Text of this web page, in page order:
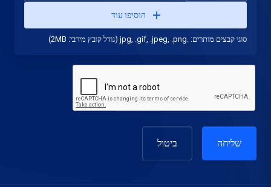
הוסיפו עוד
סוגי קבצים מותרים: .jpg, .gif, .jpeg, .png (גודל קובץ מירבי: 2MB)
ביטול